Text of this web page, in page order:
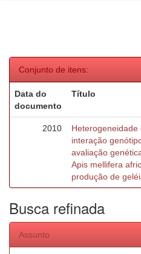
Conjunto de itens:
Data do
documento
Título
2010
Heterogeneidade
interação
avaliação
Apis mellifera
produção de
Busca refinada
Assunto